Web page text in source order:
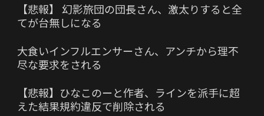
【悲報】 幻影旅団の団長さん、激太りすると全
てが台無しになる
大食いインフルエンサーさん、アンチから理不
尽な要求をされる
【悲報】ひなこのーと作者、ラインを派手に超
えた結果規約違反で削除される